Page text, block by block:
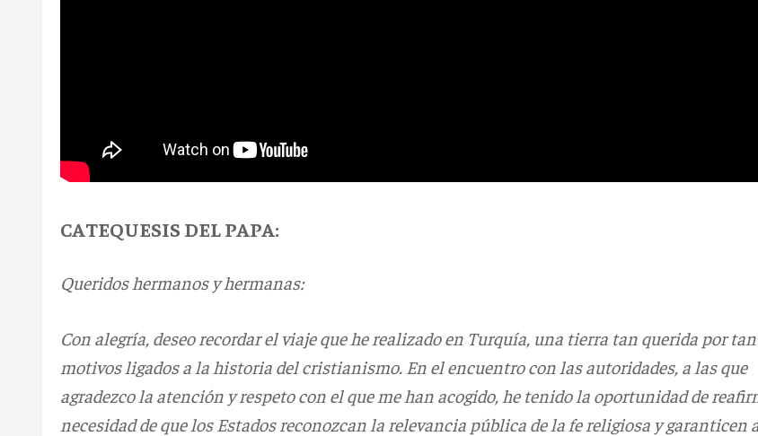
CATEQUESIS DEL PAPA:
Queridos hermanos y hermanas:
Con alegría, deseo recordar el viaje que he realizado en Turquía, una tierra tan querida por
motivos ligados a la historia del cristianismo. En el encuentro con las autoridades, a las que
agradezco la atención y respeto con el que me han acogido, he tenido la oportunidad de
necesidad de que los Estados reconozcan la relevancia pública de la fe religiosa y garanticen